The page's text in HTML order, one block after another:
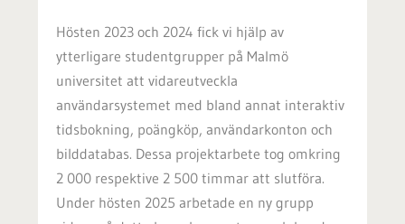
Hösten 2023 och 2024 fick vi hjälp av
ytterligare studentgrupper på Malmö
universitet att vidareutveckla
användarsystemet med bland annat interaktiv
tidsbokning, poängköp, användarkonton och
bilddatabas. Dessa projektarbete tog omkring
2 000 respektive 2 500 timmar att slutföra.
Under hösten 2025 arbetade en ny grupp